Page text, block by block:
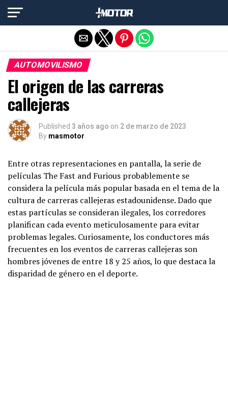
AUTOMOVILISMO
El origen de las carreras
callejeras
Published 3 años ago on 2 de marzo de 2023
By masmotor
Entre otras representaciones en pantalla, la serie de
películas The Fast and Furious probablemente se
considera la película más popular basada en el tema de la
cultura de carreras callejeras estadounidense. Dado que
estas partículas se consideran ilegales, los corredores
planifican cada evento meticulosamente para evitar
problemas legales. Curiosamente, los conductores más
frecuentes en los eventos de carreras callejeras son
hombres jóvenes de entre 18 y 25 años, lo que destaca la
disparidad de género en el deporte.
Salir de la versión móvil